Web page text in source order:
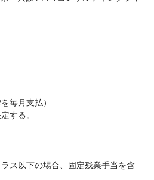
毎月支払）
する。
ス以下の場合、固定残業手当を含